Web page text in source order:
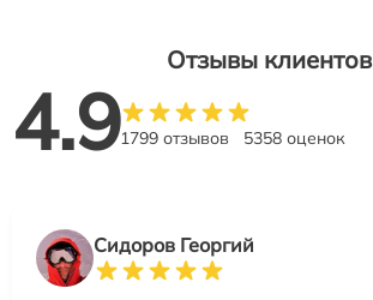
Отзывы клиентов
4.91799 отзывов 5358 оценок
Сидоров Георгий